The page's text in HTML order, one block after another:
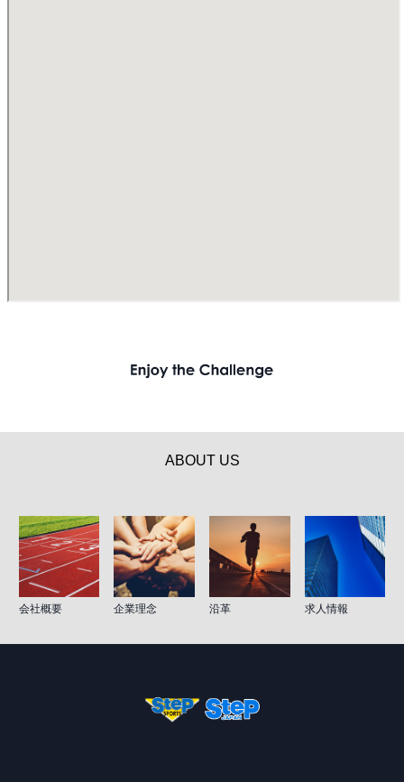
ABOUT US
会社概要 企業理念 沿革 求人情報